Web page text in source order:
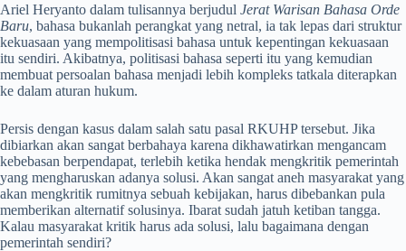
Ariel Heryanto dalam tulisannya berjudul Jerat Warisan Bahasa Orde
Baru, bahasa bukanlah perangkat yang netral, ia tak lepas dari struktur
kekuasaan yang mempolitisasi bahasa untuk kepentingan kekuasaan
itu sendiri. Akibatnya, politisasi bahasa seperti itu yang kemudian
membuat persoalan bahasa menjadi lebih kompleks tatkala diterapkan
ke dalam aturan hukum.
Persis dengan kasus dalam salah satu pasal RKUHP tersebut. Jika
dibiarkan akan sangat berbahaya karena dikhawatirkan mengancam
kebebasan berpendapat, terlebih ketika hendak mengkritik pemerintah
yang mengharuskan adanya solusi. Akan sangat aneh masyarakat yang
akan mengkritik rumitnya sebuah kebijakan, harus dibebankan pula
memberikan alternatif solusinya. Ibarat sudah jatuh ketiban tangga.
Kalau masyarakat kritik harus ada solusi, lalu bagaimana dengan
pemerintah sendiri?